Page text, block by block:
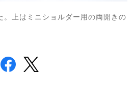
。上はミニショルダー用の両開きの